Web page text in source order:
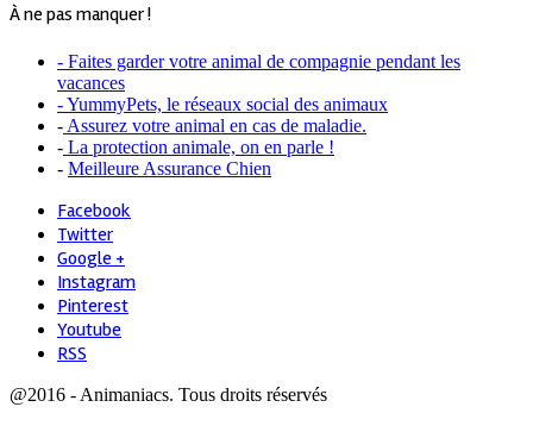
À ne pas manquer !
- Faites garder votre animal de compagnie pendant les
vacances
- YummyPets, le réseaux social des animaux
- Assurez votre animal en cas de maladie.
- La protection animale, on en parle !
- Meilleure Assurance Chien
Facebook
Twitter
Google +
Instagram
Pinterest
Youtube
RSS
@2016 - Animaniacs. Tous droits réservés